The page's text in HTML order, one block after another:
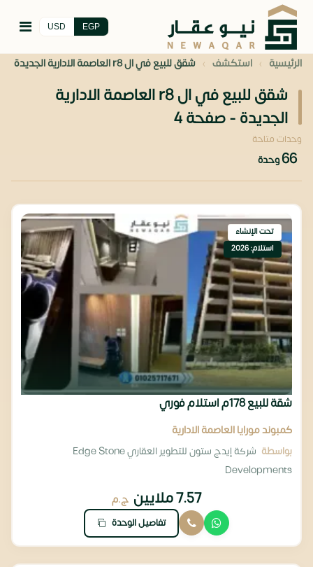
EGP
USD
الرئيسية › استكشف › شقق للبيع في ال r8 العاصمة الادارية الجديدة
شقق للبيع في ال r8 العاصمة الادارية
الجديدة - صفحة 4
وحدات متاحة
66وحدة
تحت الإنشاء
استلام: 2026
شقة للبيع 178م استلام فوري
كمبوند مورايا العاصمة الادارية
بواسطة
شركة إيدج ستون للتطوير العقاري Edge Stone
Developments
7.57 ملايين ج.م
تفاصيل الوحدة